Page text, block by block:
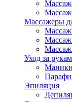
Массажеры
Уход за
Эпиляция